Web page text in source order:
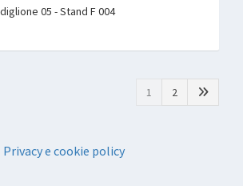
05 - Stand F 004
1 2
Privacy e cookie policy